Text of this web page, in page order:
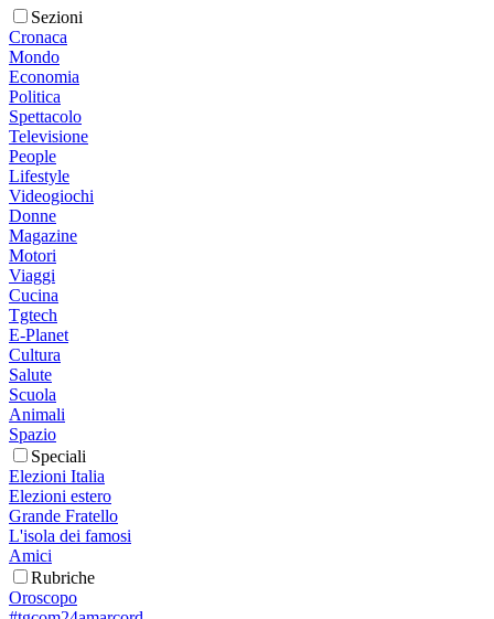
Sezioni
Cronaca
Mondo
Economia
Politica
Spettacolo
Televisione
People
Lifestyle
Videogiochi
Donne
Magazine
Motori
Viaggi
Cucina
Tgtech
E-Planet
Cultura
Salute
Scuola
Animali
Spazio
Speciali
Elezioni Italia
Elezioni estero
Grande Fratello
L'isola dei famosi
Amici
Rubriche
Oroscopo